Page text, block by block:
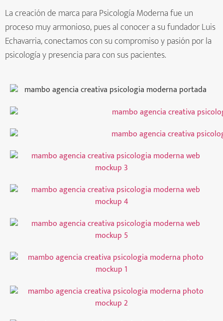
La creación de marca para Psicología Moderna fue un
proceso muy armonioso, pues al conocer a su fundador Luis
Echavarria, conectamos con su compromiso y pasión por la
psicología y presencia para con sus pacientes.